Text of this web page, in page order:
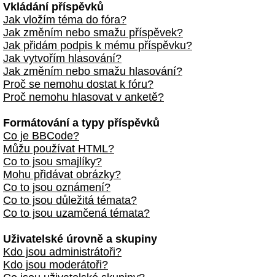
Vkládání příspěvků
Jak vložím téma do fóra?
Jak změním nebo smažu příspěvek?
Jak přidám podpis k mému příspěvku?
Jak vytvořím hlasování?
Jak změním nebo smažu hlasování?
Proč se nemohu dostat k fóru?
Proč nemohu hlasovat v anketě?
Formátování a typy příspěvků
Co je BBCode?
Můžu používat HTML?
Co to jsou smajlíky?
Mohu přidávat obrázky?
Co to jsou oznámení?
Co to jsou důležitá témata?
Co to jsou uzamčená témata?
Uživatelské úrovně a skupiny
Kdo jsou administrátoři?
Kdo jsou moderátoři?